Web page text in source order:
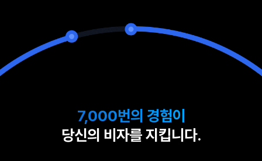
7,000번의 경험이
당신의 비자를 지킵니다.